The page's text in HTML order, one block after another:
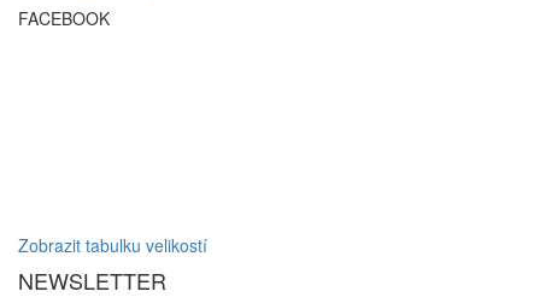
FACEBOOK
Zobrazit tabulku velikostí
NEWSLETTER